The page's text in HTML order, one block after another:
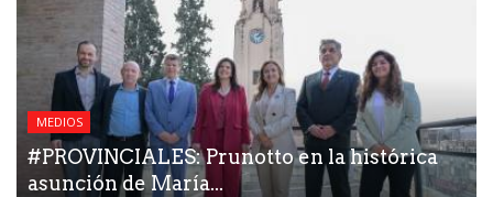
MEDIOS
#PROVINCIALES: Prunotto en la histórica
asunción de María...